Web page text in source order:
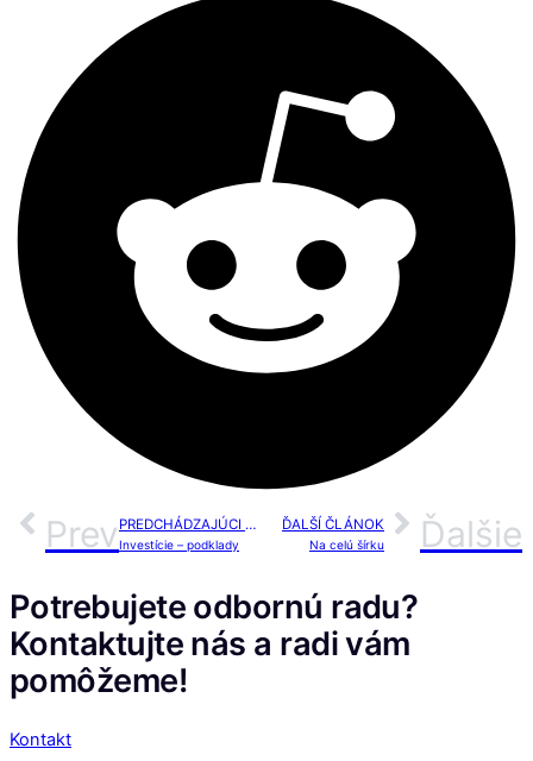
Prev PREDCHÁDZAJÚCI ČLÁNOK
Investície – podklady
ĎALŠÍ ČLÁNOK
Na celú šírku Ďalšie
Potrebujete odbornú radu?
Kontaktujte nás a radi vám
pomôžeme!
Kontakt